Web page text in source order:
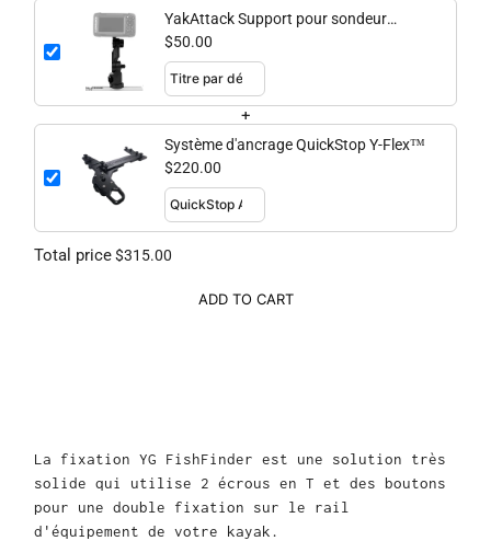
YakAttack Support pour sondeur
Lowrance
$50.00
+
Système d'ancrage QuickStop Y-Flex™
$220.00
Total price$315.00
ADD TO CART
La fixation YG FishFinder est une solution très
solide qui utilise 2 écrous en T et des boutons
pour une double fixation sur le rail
d'équipement de votre kayak.